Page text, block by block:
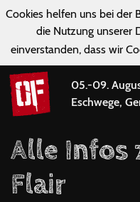
Cookies helfen uns bei der
die Nutzung unserer
einverstanden, dass wir
05.-09.
Eschwege,
Alle Infos
Flair